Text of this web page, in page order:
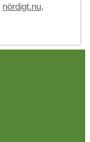
nördigt.nu,